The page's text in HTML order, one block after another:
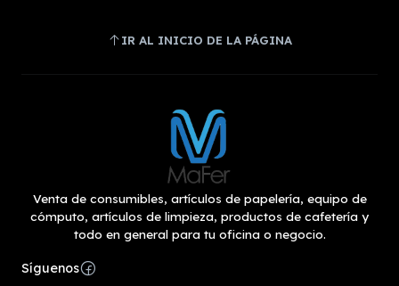
IR AL INICIO DE LA PÁGINA
Venta de consumibles, artículos de papelería, equipo de
cómputo, artículos de limpieza, productos de cafetería y
todo en general para tu oficina o negocio.
Síguenos